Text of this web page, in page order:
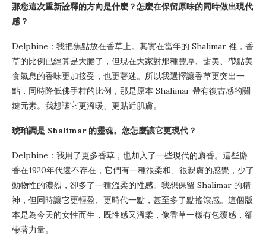
那您這次重新詮釋的方向是什麼？怎麼在保留原味的同時做出現代
感？
Delphine：我把焦點放在香草上。其實在當年的 Shalimar 裡，香
草的比例已經算是大膽了，但現在大家對那種豐厚、甜美、帶點美
食氣息的香味更加接受，也更著迷。所以我選擇讓香草更突出一
點，同時降低佛手柑的比例，那是原本 Shalimar 帶有復古感的關
鍵元素。我想讓它更溫暖、更貼近肌膚。
琥珀調是 Shalimar 的靈魂。您怎麼讓它更現代？
Delphine：我用了更多香草，也加入了一些現代的麝香。這些麝
香在1920年代還不存在，它們有一種很柔和、很親膚的感覺，少了
動物性的濃烈，卻多了一種溫柔的性感。我想保留 Shalimar 的精
神，但同時讓它更輕盈、更時代一點，甚至多了點搖滾感。這個版
本是為今天的女性而生，既性感又溫柔，像香草一樣有包覆感，卻
帶著力量。